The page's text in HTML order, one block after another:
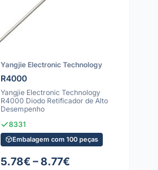
Yangjie Electronic Technology
R4000
Yangjie Electronic Technology
R4000 Diodo Retificador de Alto
Desempenho
8331
Embalagem com 100 peças
5.78€ – 8.77€